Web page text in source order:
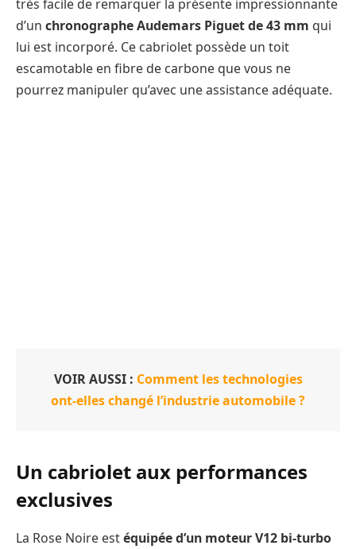
très facile de remarquer la présente impressionnante
d’un chronographe Audemars Piguet de 43 mm qui
lui est incorporé. Ce cabriolet possède un toit
escamotable en fibre de carbone que vous ne
pourrez manipuler qu’avec une assistance adéquate.
VOIR AUSSI : Comment les technologies
ont-elles changé l’industrie automobile ?
Un cabriolet aux performances
exclusives
La Rose Noire estéquipée d’un moteur V12 bi-turbo